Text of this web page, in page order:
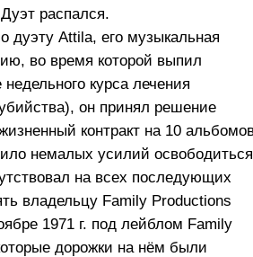
распался.
дуэту Attila, его музыкальная
во время которой выпил
курса лечения
он принял решение
контракт на 10
немалых усилий освободиться
на всех последующих
владельцу Family Productions
1971 г. под лейблом Family
дорожки на нём были